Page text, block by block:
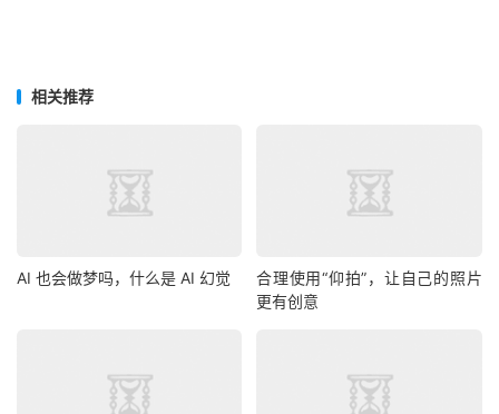
相关推荐
AI 也会做梦吗，什么是 AI 幻觉
合理使用“仰拍”，让自己的照片
更有创意